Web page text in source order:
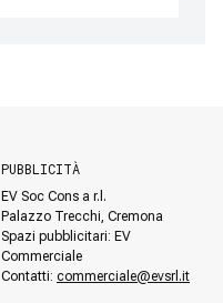
PUBBLICITÀ
EV Soc Cons a r.l.
Palazzo Trecchi, Cremona
Spazi pubblicitari: EV
Commerciale
Contatti: commerciale@evsrl.it